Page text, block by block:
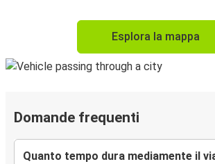
Esplora la mappa
Domande frequenti
Quanto tempo dura mediamente il